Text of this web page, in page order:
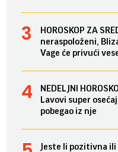
HOROSKOP ZA
neraspoloženi,
Vage će privući
NEDELJNI
Lavovi super
pobegao iz nje
Jeste li pozitivna